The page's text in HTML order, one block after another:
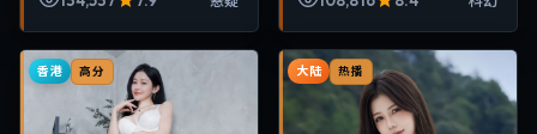
香港 高分 大陆 热播